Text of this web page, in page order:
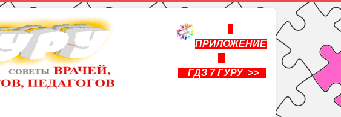
ПРИЛОЖЕНИЕ
ГДЗ 7 ГУРУ >>